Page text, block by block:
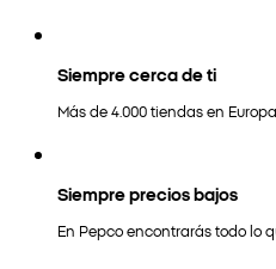
Siempre cerca de ti
Más de 4.000 tiendas en
Siempre precios bajos
En Pepco encontrarás todo lo